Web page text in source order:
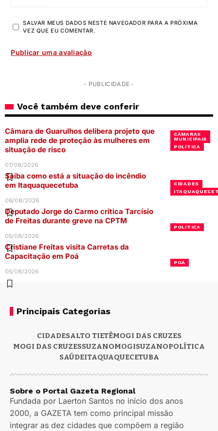
SALVAR MEUS DADOS NESTE NAVEGADOR PARA A PRÓXIMA
VEZ QUE EU COMENTAR.
- PUBLICIDADE -
Você também deve conferir
CÂMARAS
MUNICIPAIS
POLÍTICA
Câmara de Guarulhos delibera projeto que
amplia rede de proteção às mulheres em
situação de risco
07/08/2026
CIDADES
Saiba como está a situação do incêndio
em Itaquaquecetuba
06/08/2026
POLÍTICA
Deputado Jorge do Carmo critica Tarcísio
de Freitas durante greve na CPTM
05/08/2026
POÁ
Cristiane Freitas visita Carretas da
Capacitação em Poá
05/08/2026
Principais Categorias
CIDADESALTO TIETÊMOGI DAS CRUZES
MOGI DAS CRUZESSUZANOMOGISUZANOPOLÍTICA
SAÚDEITAQUAQUECETUBA
Sobre o Portal Gazeta Regional
Fundada por Laerton Santos no início dos anos
2000, a GAZETA tem como principal missão
integrar as dez cidades que compõem a região